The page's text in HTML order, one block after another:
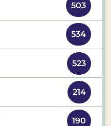
503
534
523
214
190